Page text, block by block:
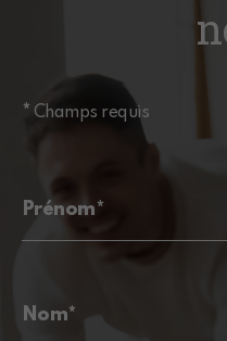
* Champs requis
Prénom*
Nom*